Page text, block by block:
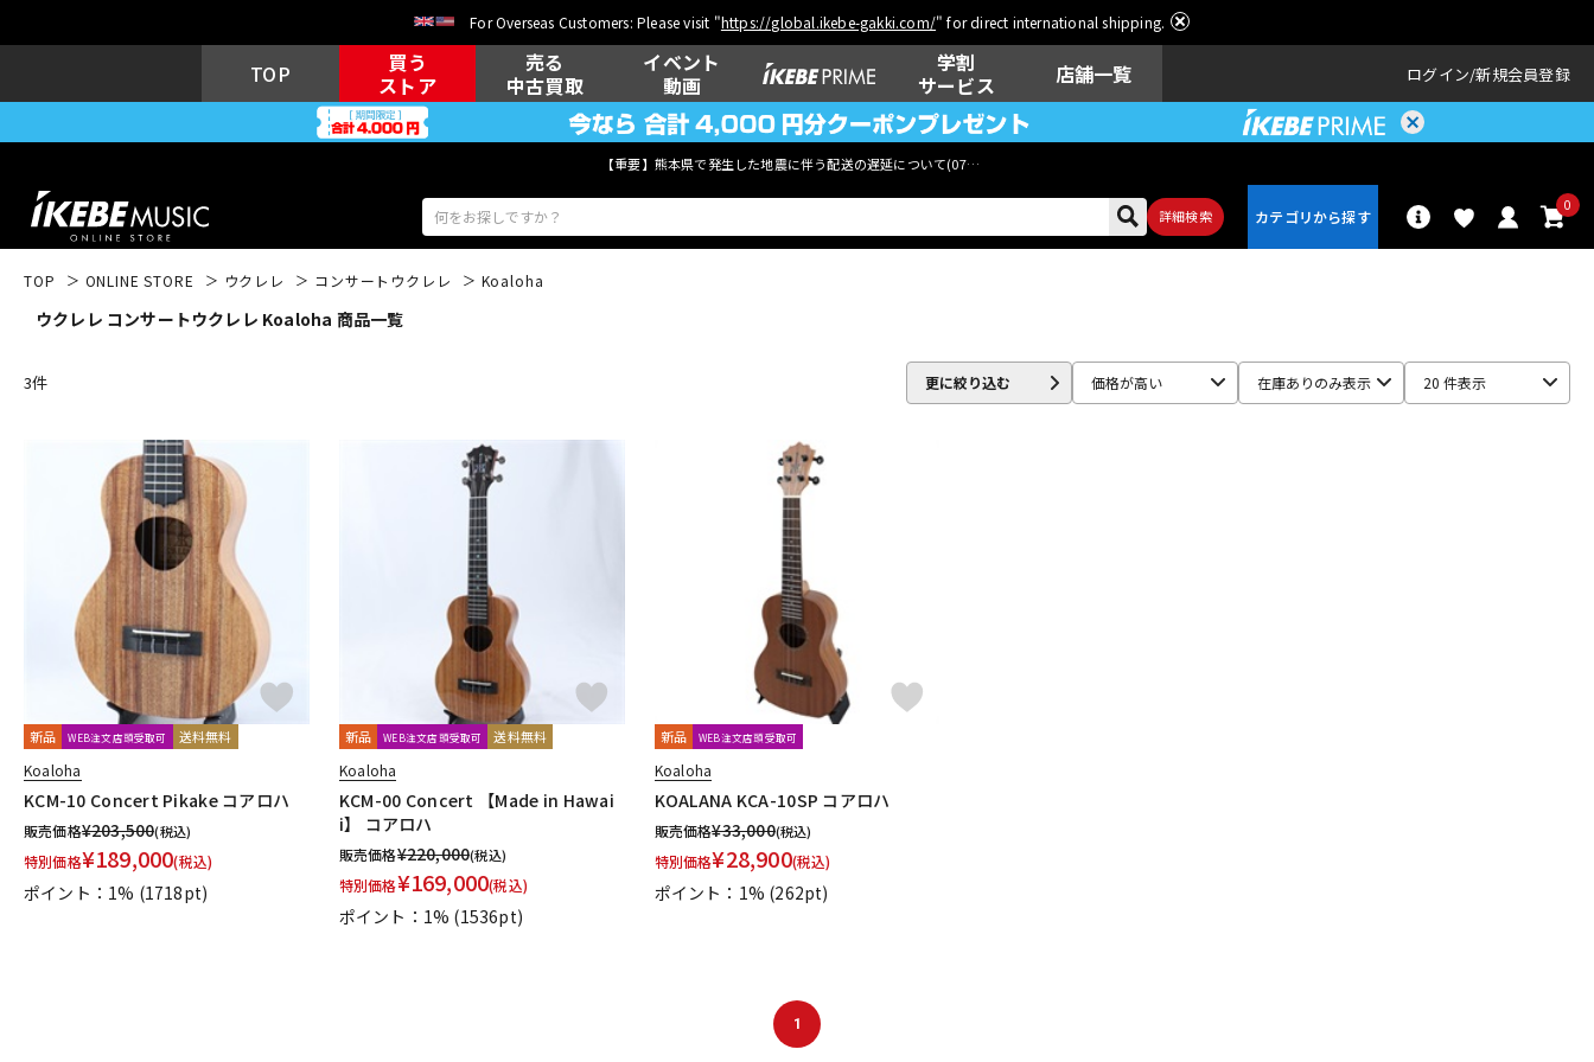
For Overseas Customers: Please visit "https://global.ikebe-gakki.com/" for direct international shipping.
TOP
買う
ストア
売る
中古買取
イベント
動画
学割
サービス
店舗一覧 ログイン 新規会員登録
【重要】熊本県で発生した地震に伴う配送の遅延について(07月29日
詳細検索
0
アコギ/エレ
キーボード 電子ピアノ
DJ機器
中古 ヴィンテージ
TOP ONLINE STORE ウクレレ コンサートウクレレ Koaloha
ウクレレ コンサートウクレレ Koaloha 商品一覧
3件 更に絞り込む 価格が高い 在庫ありのみ表示 20 件表示
新品 WEB注文店頭受取可 送料無料
Koaloha
KCM-10 Concert Pikake コアロハ
販売価格¥203,500(税込)
特別価格¥189,000(税込)
ポイント：1% (1718pt)
新品 WEB注文店頭受取可 送料無料
Koaloha
KCM-00 Concert 【Made in Hawai
i】 コアロハ
販売価格¥220,000(税込)
特別価格¥169,000(税込)
ポイント：1% (1536pt)
新品 WEB注文店頭受取可
Koaloha
KOALANA KCA-10SP コアロハ
販売価格¥33,000(税込)
特別価格¥28,900(税込)
ポイント：1% (262pt)
1